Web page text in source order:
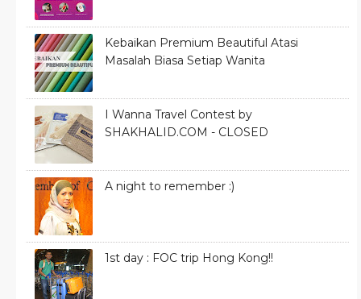
Kebaikan Premium Beautiful Atasi
Masalah Biasa Setiap Wanita
I Wanna Travel Contest by
SHAKHALID.COM - CLOSED
A night to remember :)
1st day : FOC trip Hong Kong!!